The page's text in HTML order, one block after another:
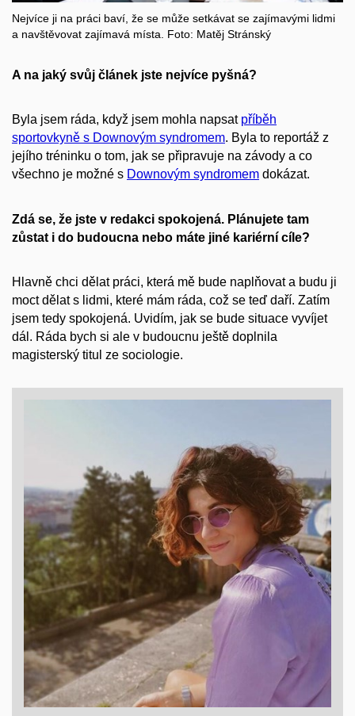
Nejvíce ji na práci baví, že se může setkávat se zajímavými lidmi
a navštěvovat zajímavá místa. Foto: Matěj Stránský
A na jaký svůj článek jste nejvíce pyšná?
Byla jsem ráda, když jsem mohla napsat příběh
sportovkyně s Downovým syndromem. Byla to reportáž z
jejího tréninku o tom, jak se připravuje na závody a co
všechno je možné s Downovým syndromem dokázat.
Zdá se, že jste v redakci spokojená. Plánujete tam
zůstat i do budoucna nebo máte jiné kariérní cíle?
Hlavně chci dělat práci, která mě bude naplňovat a budu ji
moct dělat s lidmi, které mám ráda, což se teď daří. Zatím
jsem tedy spokojená. Uvidím, jak se bude situace vyvíjet
dál. Ráda bych si ale v budoucnu ještě doplnila
magisterský titul ze sociologie.